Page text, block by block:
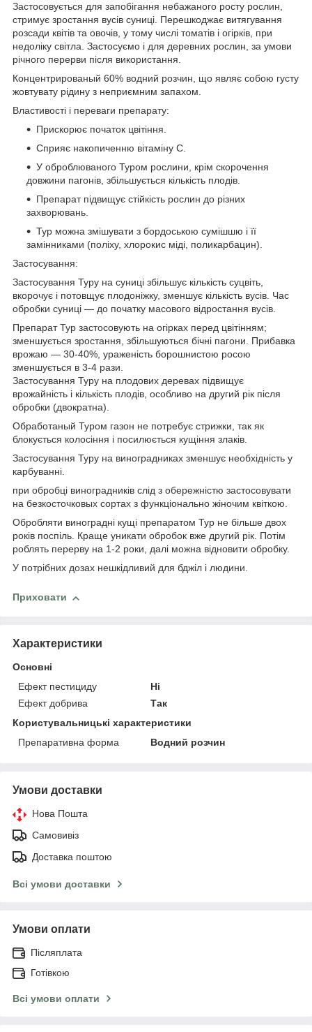
Застосовується для запобігання небажаного росту рослин,
стримує зростання вусів суниці. Перешкоджає витягування
розсади квітів та овочів, у тому числі томатів і огірків, при
недоліку світла. Застосуємо і для деревних рослин, за умови
річного перерви після використання.
Концентрированый 60% водний розчин, що являє собою густу
жовтувату рідину з неприємним запахом.
Властивості і переваги препарату:
Прискорює початок цвітіння.
Сприяє накопиченню вітаміну С.
У оброблюваного Туром рослини, крім скорочення
довжини пагонів, збільшується кількість плодів.
Препарат підвищує стійкість рослин до різних
захворювань.
Тур можна змішувати з бордоською сумішшю і її
замінниками (поліху, хлорокис міді, поликарбацин).
Застосування:
Застосування Туру на суниці збільшує кількість суцвіть,
вкорочує і потовщує плодоніжку, зменшує кількість вусів. Час
обробки суниці — до початку масового відростання вусів.
Препарат Тур застосовують на огірках перед цвітінням;
зменшується зростання, збільшуються бічні пагони. Прибавка
врожаю — 30-40%, ураженість борошнистою росою
зменшується в 3-4 рази.
Застосування Туру на плодових деревах підвищує
врожайність і кількість плодів, особливо на другий рік після
обробки (двократна).
Обработаный Туром газон не потребує стрижки, так як
блокується колосіння і посилюється кущіння злаків.
Застосування Туру на виноградниках зменшує необхідність у
карбуванні.
при обробці виноградників слід з обережністю застосовувати
на безкосточковых сортах з функціонально жіночим квіткою.
Обробляти виноградні кущі препаратом Тур не більше двох
років поспіль. Краще уникати обробок вже другий рік. Потім
роблять перерву на 1-2 роки, далі можна відновити обробку.
У потрібних дозах нешкідливий для бджіл і людини.
Приховати
Характеристики
Основні
Ефект пестициду
Ні
Ефект добрива
Так
Користувальницькі характеристики
Препаративна форма
Водний розчин
Умови доставки
Нова Пошта
Самовивіз
Доставка поштою
Всі умови доставки
Умови оплати
Післяплата
Готівкою
Всі умови оплати